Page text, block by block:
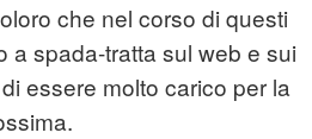
che nel corso di questi
a spada-tratta sul web e sui
essere molto carico per la